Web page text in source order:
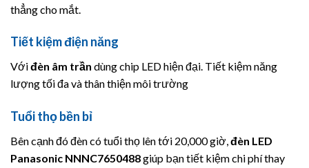
thẳng cho mắt.
Tiết kiệm điện năng
Vớiđèn âm trần dùng chip LED hiện đại. Tiết kiệm năng
lượng tối đa và thân thiện môi trường
Tuổi thọ bền bỉ
Bên cạnh đó đèn có tuổi thọ lên tới 20,000 giờ,đèn LED
Panasonic NNNC7650488giúp bạn tiết kiệm chi phí thay